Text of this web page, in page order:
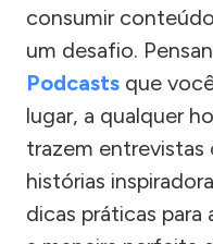
consumir
um desafio.
Podcasts que
lugar, a qualquer
trazem entrevistas
histórias
dicas práticas para